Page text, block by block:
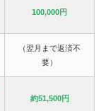
100,000円
（翌月まで返済不
要）
約51,500円